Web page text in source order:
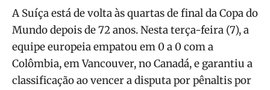
A Suíça está de volta às quartas de final da Copa do
Mundo depois de 72 anos. Nesta terça-feira (7), a
equipe europeia empatou em 0 a 0 com a
Colômbia, em Vancouver, no Canadá, e garantiu a
classificação ao vencer a disputa por pênaltis por